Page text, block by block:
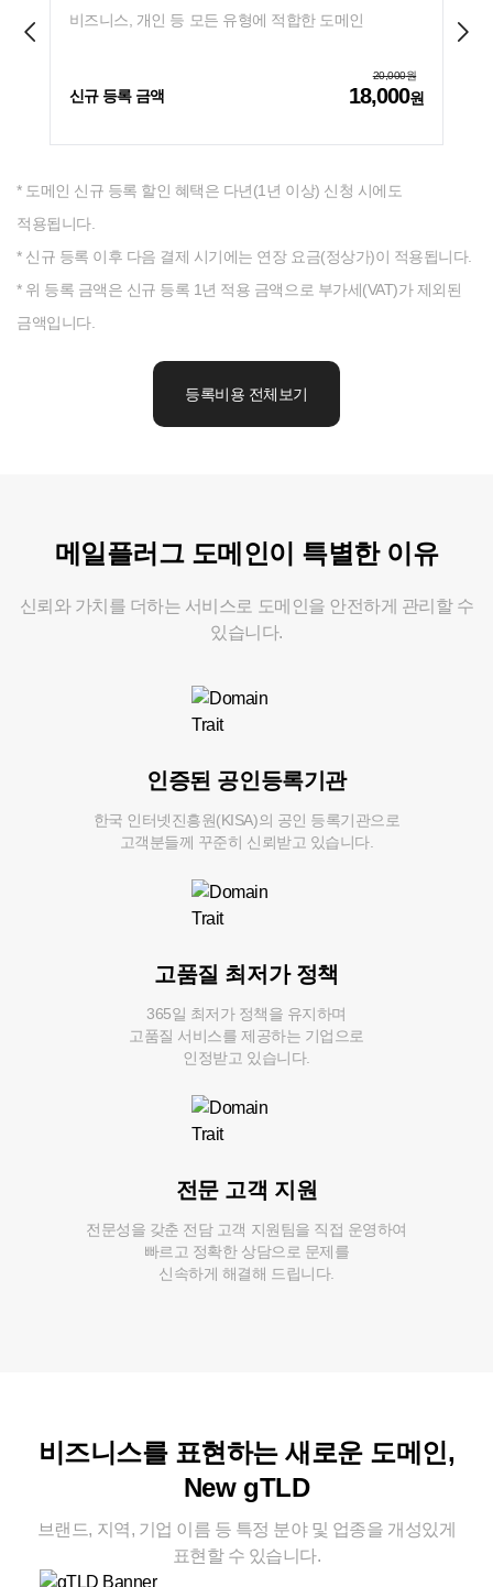
비즈니스, 개인 등 모든 유형에 적합한 도메인
신규 등록 금액
20,000원
18,000원
* 도메인 신규 등록 할인 혜택은 다년(1년 이상) 신청 시에도
적용됩니다.
* 신규 등록 이후 다음 결제 시기에는 연장 요금(정상가)이 적용됩니다.
* 위 등록 금액은 신규 등록 1년 적용 금액으로 부가세(VAT)가 제외된
금액입니다.
등록비용 전체보기
메일플러그 도메인이 특별한 이유
신뢰와 가치를 더하는 서비스로 도메인을 안전하게 관리할 수
있습니다.
인증된 공인등록기관
한국 인터넷진흥원(KISA)의 공인 등록기관으로
고객분들께 꾸준히 신뢰받고 있습니다.
고품질 최저가 정책
365일 최저가 정책을 유지하며
고품질 서비스를 제공하는 기업으로
인정받고 있습니다.
전문 고객 지원
전문성을 갖춘 전담 고객 지원팀을 직접 운영하여
빠르고 정확한 상담으로 문제를
신속하게 해결해 드립니다.
비즈니스를 표현하는 새로운 도메인,
New gTLD
브랜드, 지역, 기업 이름 등 특정 분야 및 업종을 개성있게
표현할 수 있습니다.